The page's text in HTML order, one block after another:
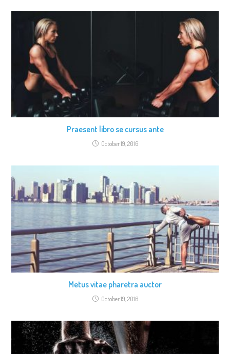
Praesent libro se cursus ante
October 19, 2016
Metus vitae pharetra auctor
October 19, 2016